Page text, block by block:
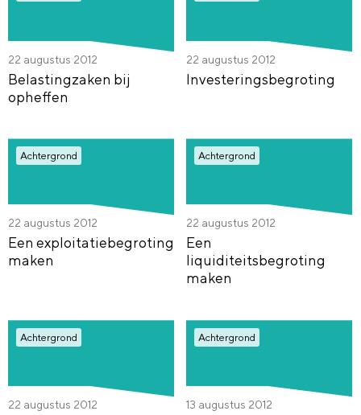
22 augustus 2012
Belastingzaken bij
opheffen
22 augustus 2012
Investeringsbegroting
Achtergrond
22 augustus 2012
Een exploitatiebegroting
maken
Achtergrond
22 augustus 2012
Een
liquiditeitsbegroting
maken
Achtergrond
22 augustus 2012
Achtergrond
13 augustus 2012